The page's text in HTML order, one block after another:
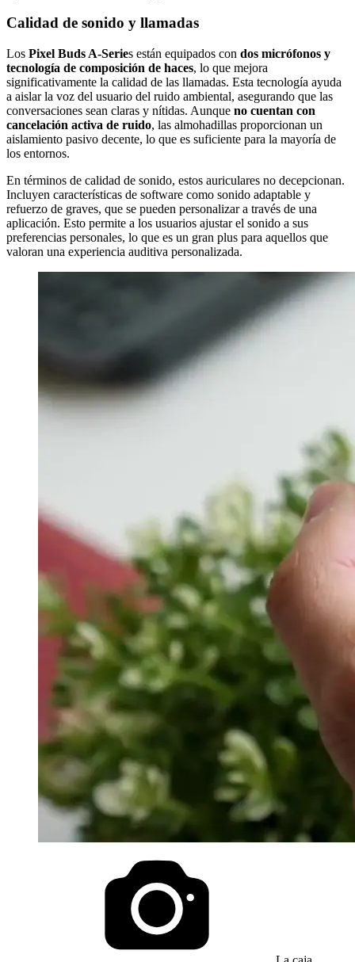
Calidad de sonido y llamadas
Los Pixel Buds A-Series están equipados con dos micrófonos y
tecnología de composición de haces, lo que mejora
significativamente la calidad de las llamadas. Esta tecnología ayuda
a aislar la voz del usuario del ruido ambiental, asegurando que las
conversaciones sean claras y nítidas. Aunque no cuentan con
cancelación activa de ruido, las almohadillas proporcionan un
aislamiento pasivo decente, lo que es suficiente para la mayoría de
los entornos.
En términos de calidad de sonido, estos auriculares no decepcionan.
Incluyen características de software como sonido adaptable y
refuerzo de graves, que se pueden personalizar a través de una
aplicación. Esto permite a los usuarios ajustar el sonido a sus
preferencias personales, lo que es un gran plus para aquellos que
valoran una experiencia auditiva personalizada.